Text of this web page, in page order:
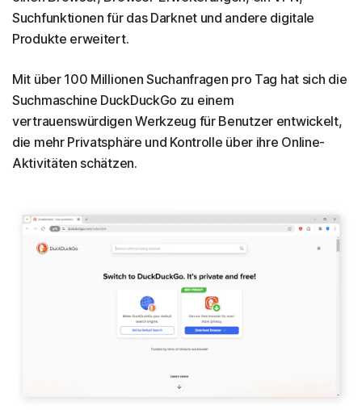
Suchfunktionen für das Darknet und andere digitale
Produkte erweitert.
Mit über 100 Millionen Suchanfragen pro Tag hat sich die
Suchmaschine DuckDuckGo zu einem
vertrauenswürdigen Werkzeug für Benutzer entwickelt,
die mehr Privatsphäre und Kontrolle über ihre Online-
Aktivitäten schätzen.